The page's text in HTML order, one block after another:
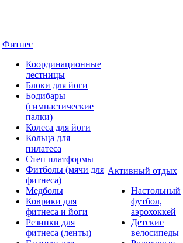
Фитнес
Координационные
лестницы
Блоки для йоги
Бодибары
(гимнастические
палки)
Колеса для йоги
Кольца для
пилатеса
Степ платформы
Фитболы (мячи для
фитнеса)
Медболы
Коврики для
фитнеса и йоги
Резинки для
фитнеса (ленты)
Активный отдых
Настольный
футбол,
аэрохоккей
Детские
велосипеды